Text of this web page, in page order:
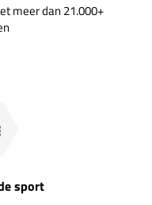
meer dan 21.000+
sport